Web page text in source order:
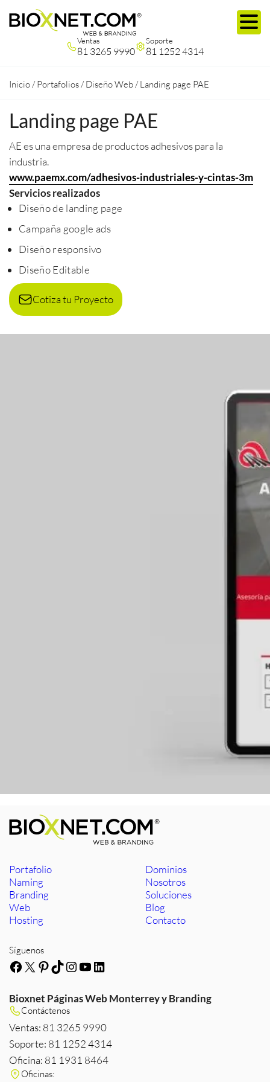
Ventas
81 3265 9990
Soporte
81 1252 4314
Inicio /Portafolios /Diseño Web /Landing page PAE
Landing page PAE
AE es una empresa de productos adhesivos para la
industria.
www.paemx.com/adhesivos-industriales-y-cintas-3m
Servicios realizados
Diseño de landing page
Campaña google ads
Diseño responsivo
Diseño Editable
Cotiza tu Proyecto
Portafolio
Naming
Branding
Web
Hosting
Dominios
Nosotros
Soluciones
Blog
Contacto
Síguenos
Facebook
X Pinterest
TikTok
Instagram
YouTube
LinkedIn
Bioxnet Páginas Web Monterrey y Branding
Contáctenos
Ventas: 81 3265 9990
Soporte: 81 1252 4314
Oficina: 81 1931 8464
Oficinas: